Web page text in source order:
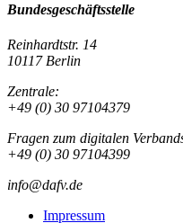
Bundesgeschäftsstelle
Reinhardtstr. 14
10117 Berlin
Zentrale:
+49 (0) 30 97104379
Fragen zum digitalen
+49 (0) 30 97104399
info@dafv.de
Impressum